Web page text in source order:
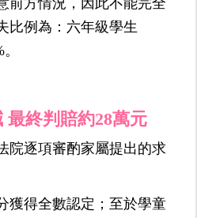
比例為：六年級學生
最終判賠約28萬元
院逐項審酌家屬提出的求
獲得全數認定；至於學童